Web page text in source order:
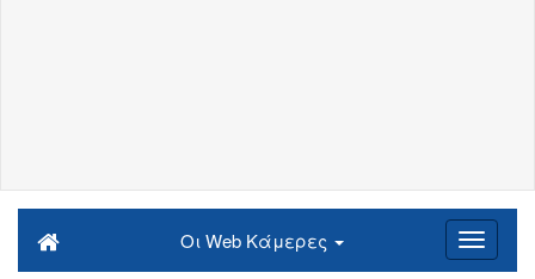
Οι Web Κάμερες